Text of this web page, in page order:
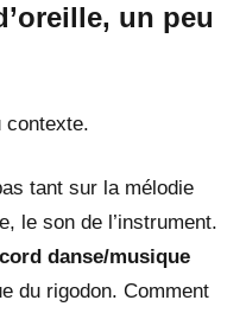
un peu
contexte.
tant sur la mélodie
le son de l’instrument.
danse/musique
du rigodon. Comment